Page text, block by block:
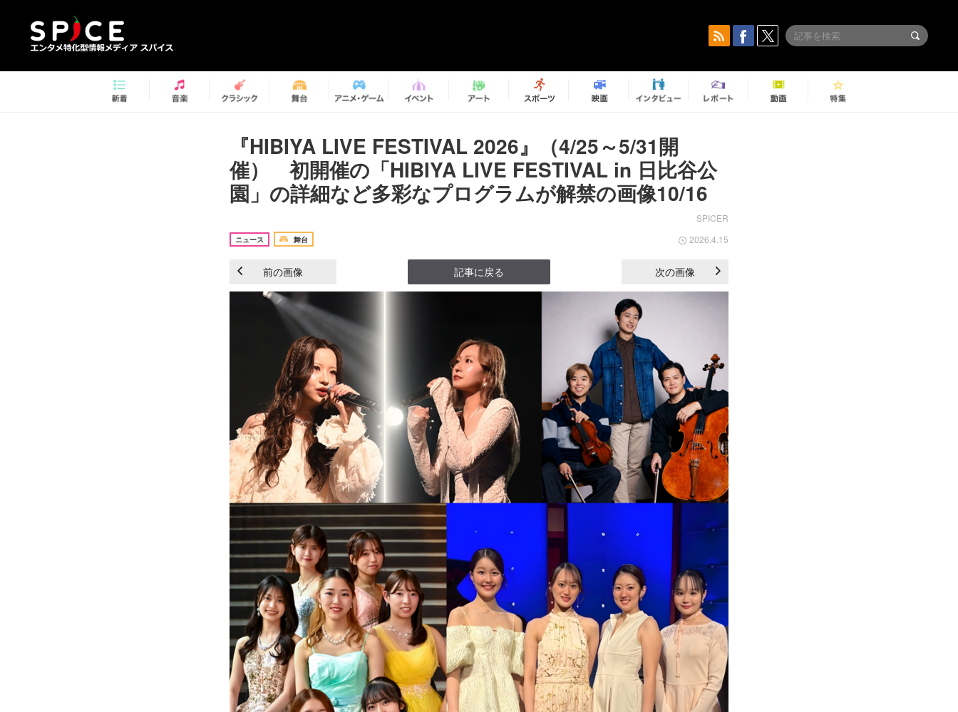
『HIBIYA LIVE FESTIVAL 2026』（4/25～5/31開
催） 初開催の「HIBIYA LIVE FESTIVAL in 日比谷公
園」の詳細など多彩なプログラムが解禁の画像10/16
SPICER
ニュース 舞台 2026.4.15
前の画像 記事に戻る 次の画像